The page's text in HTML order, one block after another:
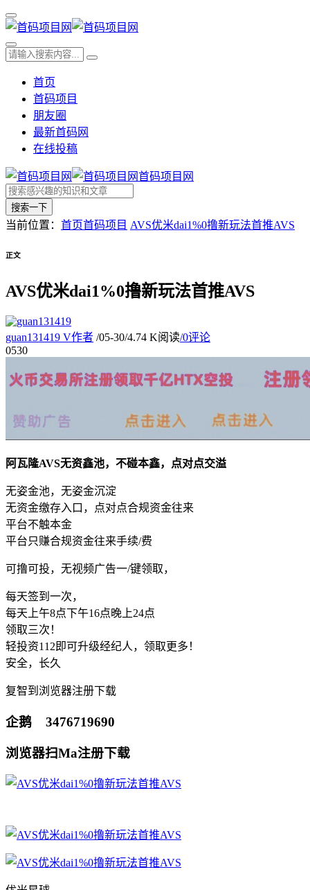
首页
首码项目
朋友圈
最新首码网
在线投稿
首码项目网
搜索一下
当前位置： 首页首码项目 AVS优米dai1%0撸新玩法首推AVS
正文
AVS优米dai1%0撸新玩法首推AVS
guan131419 V作者 /05-30/4.74 K阅读/0评论
0530
阿瓦隆AVS无资鑫池，不碰本鑫，点对点交溢
无姿金池，无姿金沉淀
无资金缴存入口，点对点合规资金往来
平台不触本金
平台只赚合规资金往来手续/费
可撸可投，无视频广告一/键领取，
每天签到一次，
每天上午8点下午16点晚上24点
领取三次！
轻投资112即可升级经纪人，领取更多！
安全，长久
复智到浏览器注册下载
企鹅 3476719690
浏览器扫Ma注册下载